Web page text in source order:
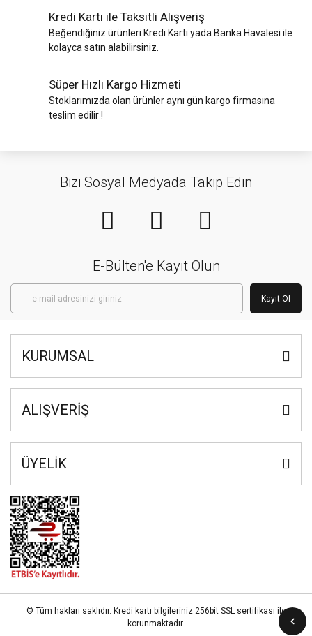
Kredi Kartı ile Taksitli Alışveriş
Beğendiğiniz ürünleri Kredi Kartı yada Banka Havalesi ile
kolayca satın alabilirsiniz.
Süper Hızlı Kargo Hizmeti
Stoklarımızda olan ürünler aynı gün kargo firmasına
teslim edilir !
Bizi Sosyal Medyada Takip Edin
E-Bülten'e Kayıt Olun
Kayıt Ol
KURUMSAL
ALIŞVERİŞ
ÜYELİK
© Tüm hakları saklıdır. Kredi kartı bilgileriniz 256bit SSL sertifikası ile
korunmaktadır.